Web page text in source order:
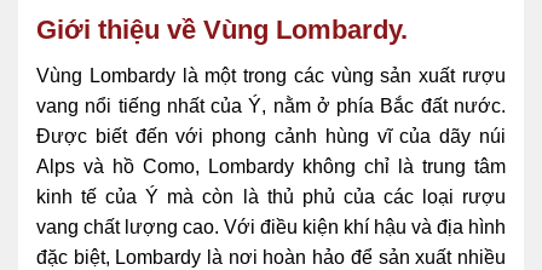
Giới thiệu về Vùng Lombardy.
Vùng Lombardy là một trong các vùng sản xuất rượu
vang nổi tiếng nhất của Ý, nằm ở phía Bắc đất nước.
Được biết đến với phong cảnh hùng vĩ của dãy núi
Alps và hồ Como, Lombardy không chỉ là trung tâm
kinh tế của Ý mà còn là thủ phủ của các loại rượu
vang chất lượng cao. Với điều kiện khí hậu và địa hình
đặc biệt, Lombardy là nơi hoàn hảo để sản xuất nhiều